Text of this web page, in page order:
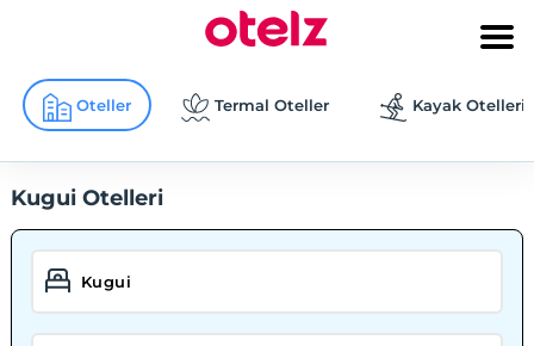
Oteller Termal Oteller Kayak Otelleri
Kugui Otelleri